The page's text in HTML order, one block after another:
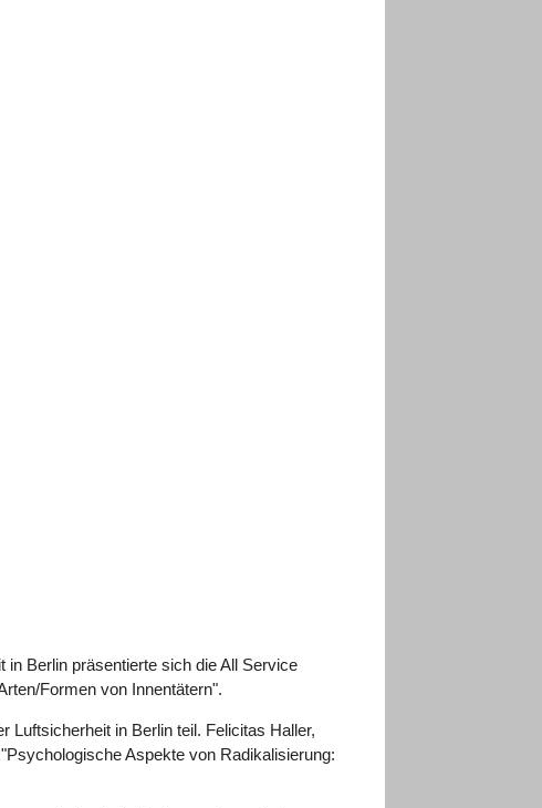
Berlin präsentierte sich die All Service
Formen von Innentätern".
Luftsicherheit in Berlin teil. Felicitas Haller,
Aspekte von Radikalisierung: